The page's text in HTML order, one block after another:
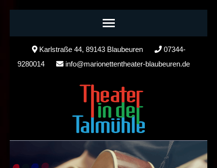
Karlstraße 44, 89143 Blaubeuren
07344-
9280014
info@marionettentheater-blaubeuren.de